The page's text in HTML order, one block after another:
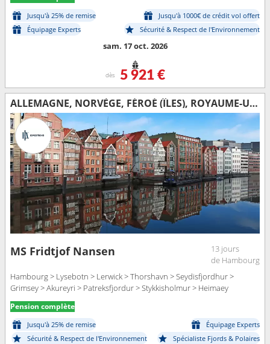
Jusqu'à 25% de remise
Jusqu'à 1000€ de crédit vol offert
Équipage Experts
Sécurité & Respect de l'Environnement
sam. 17 oct. 2026
dès 5 921 €
ALLEMAGNE, NORVÈGE, FÉROÉ (ÎLES), ROYAUME-UNI, ISLANDE
MS Fridtjof Nansen
13 jours
de Hambourg
Hambourg > Lysebotn > Lerwick > Thorshavn > Seydisfjordhur >
Grimsey > Akureyri > Patreksfjordur > Stykkisholmur > Heimaey
Pension complète
Jusqu'à 25% de remise
Équipage Experts
Sécurité & Respect de l'Environnement
Spécialiste Fjords & Polaires